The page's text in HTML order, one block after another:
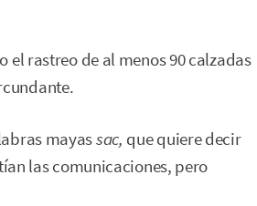
rastreo de al menos 90 calzadas
mayassac, que quiere decir
las comunicaciones, pero